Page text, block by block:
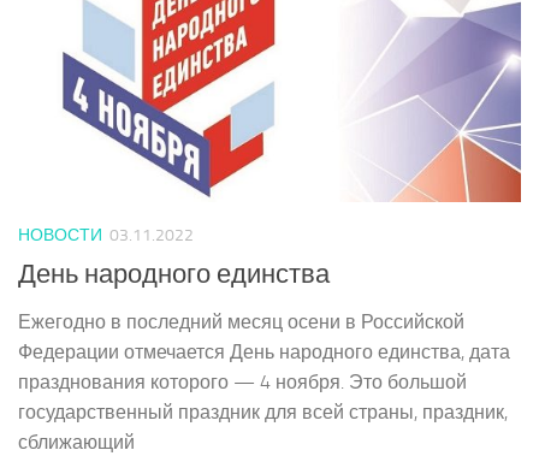
НОВОСТИ 03.11.2022
День народного единства
Ежегодно в последний месяц осени в Российской
Федерации отмечается День народного единства, дата
празднования которого — 4 ноября. Это большой
государственный праздник для всей страны, праздник,
сближающий